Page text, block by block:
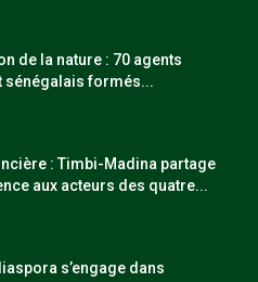
de la nature : 70 agents
sénégalais formés...
: Timbi-Madina partage
aux acteurs des quatre...
s’engage dans